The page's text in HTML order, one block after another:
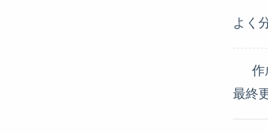
よく
作
最終